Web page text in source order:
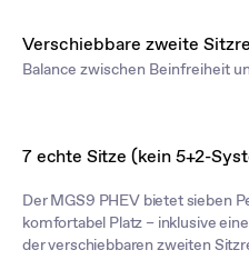
Verschiebbare zweite
Balance zwischen Beinfreiheit
7 echte Sitze (kein 5+2-
Der MGS9 PHEV bietet sieben
komfortabel Platz – inklusive
der verschiebbaren zweiten